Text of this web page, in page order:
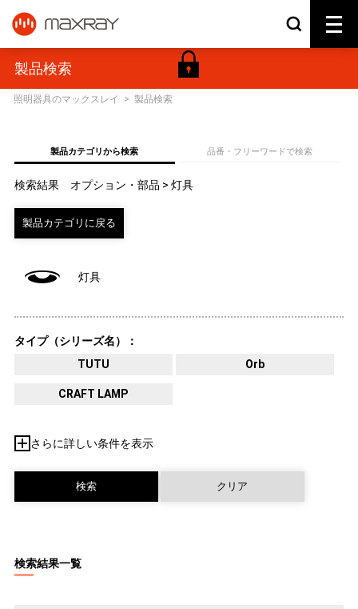
製品検索
照明器具のマックスレイ > 製品検索
製品カテゴリから検索 品番・フリーワードで検索
検索結果 オプション・部品 > 灯具
灯具
タイプ（シリーズ名）：
TUTU
Orb
CRAFT LAMP
さらに詳しい条件を表示
検索結果一覧